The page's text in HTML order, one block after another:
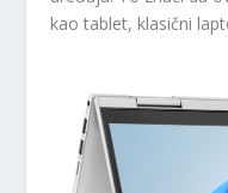
kao tablet, klasični